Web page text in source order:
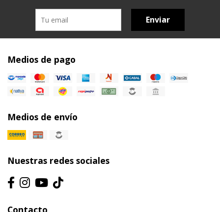
Enviar
Medios de pago
Medios de envío
Nuestras redes sociales
Contacto